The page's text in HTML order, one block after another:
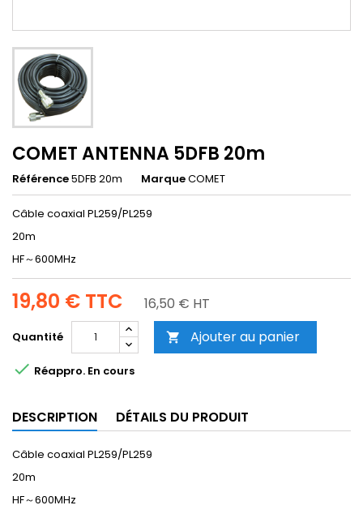
COMET ANTENNA 5DFB 20m
Référence5DFB 20m MarqueCOMET
Câble coaxial PL259/PL259
20m
HF～600MHz
19,80 € TTC 16,50 € HT
Quantité  Ajouter au panier
 Réappro. En cours
DESCRIPTION DÉTAILS DU PRODUIT
Câble coaxial PL259/PL259
20m
HF～600MHz